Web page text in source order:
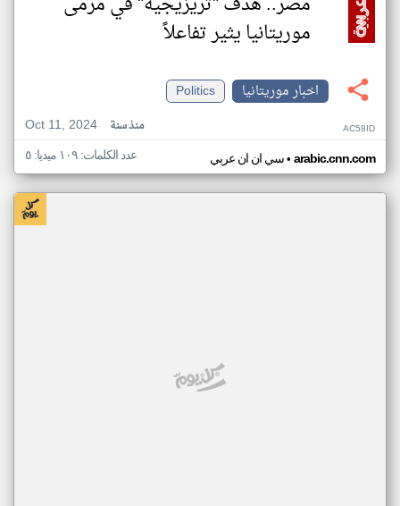
موريتانيا يثير تفاعلاً
اخبار موريتانيا
Politics
Oct 11, 2024
منذ سنة AC58ID
سي ان ان عربي• arabic.cnn.com عدد الكلمات: ١٠٩ ميديا: ٥